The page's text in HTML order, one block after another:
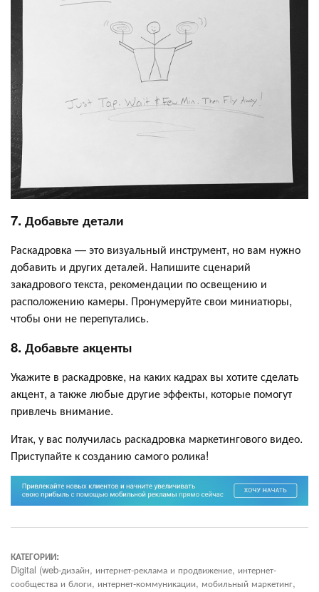
7. Добавьте детали
Раскадровка — это визуальный инструмент, но вам нужно
добавить и других деталей. Напишите сценарий
закадрового текста, рекомендации по освещению и
расположению камеры. Пронумеруйте свои миниатюры,
чтобы они не перепутались.
8. Добавьте акценты
Укажите в раскадровке, на каких кадрах вы хотите сделать
акцент, а также любые другие эффекты, которые помогут
привлечь внимание.
Итак, у вас получилась раскадровка маркетингового видео.
Приступайте к созданию самого ролика!
КАТЕГОРИИ:
Digital (web-дизайн, интернет-реклама и продвижение, интернет-
сообщества и блоги, интернет-коммуникации, мобильный маркетинг,